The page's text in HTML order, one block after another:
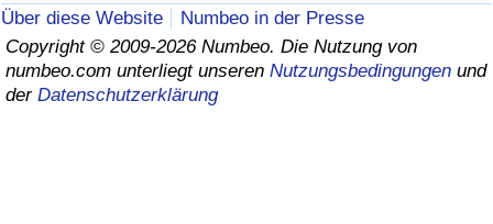
Über diese Website
Numbeo in der Presse
Copyright © 2009-2026 Numbeo. Die Nutzung von
numbeo.com unterliegt unseren Nutzungsbedingungen und
der Datenschutzerklärung
Lebenshaltungskosten-Index nach Land
in Akaba
Immobilienpreis-Index nach Land
Lebensqualitätsindex nach Land
Kriminalität